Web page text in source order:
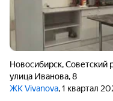
Новосибирск,Советский
улица Иванова,8
ЖК Vivanova, 1 квартал